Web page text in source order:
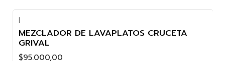
|
MEZCLADOR DE LAVAPLATOS CRUCETA
GRIVAL
$95.000,00